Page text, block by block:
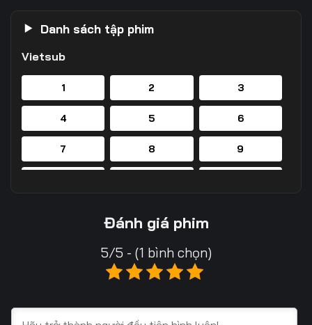
Danh sách tập phim
Vietsub
1 2 3
4 5 6
7 8 9
20
Đánh giá phim
5/5 - (1 bình chọn)